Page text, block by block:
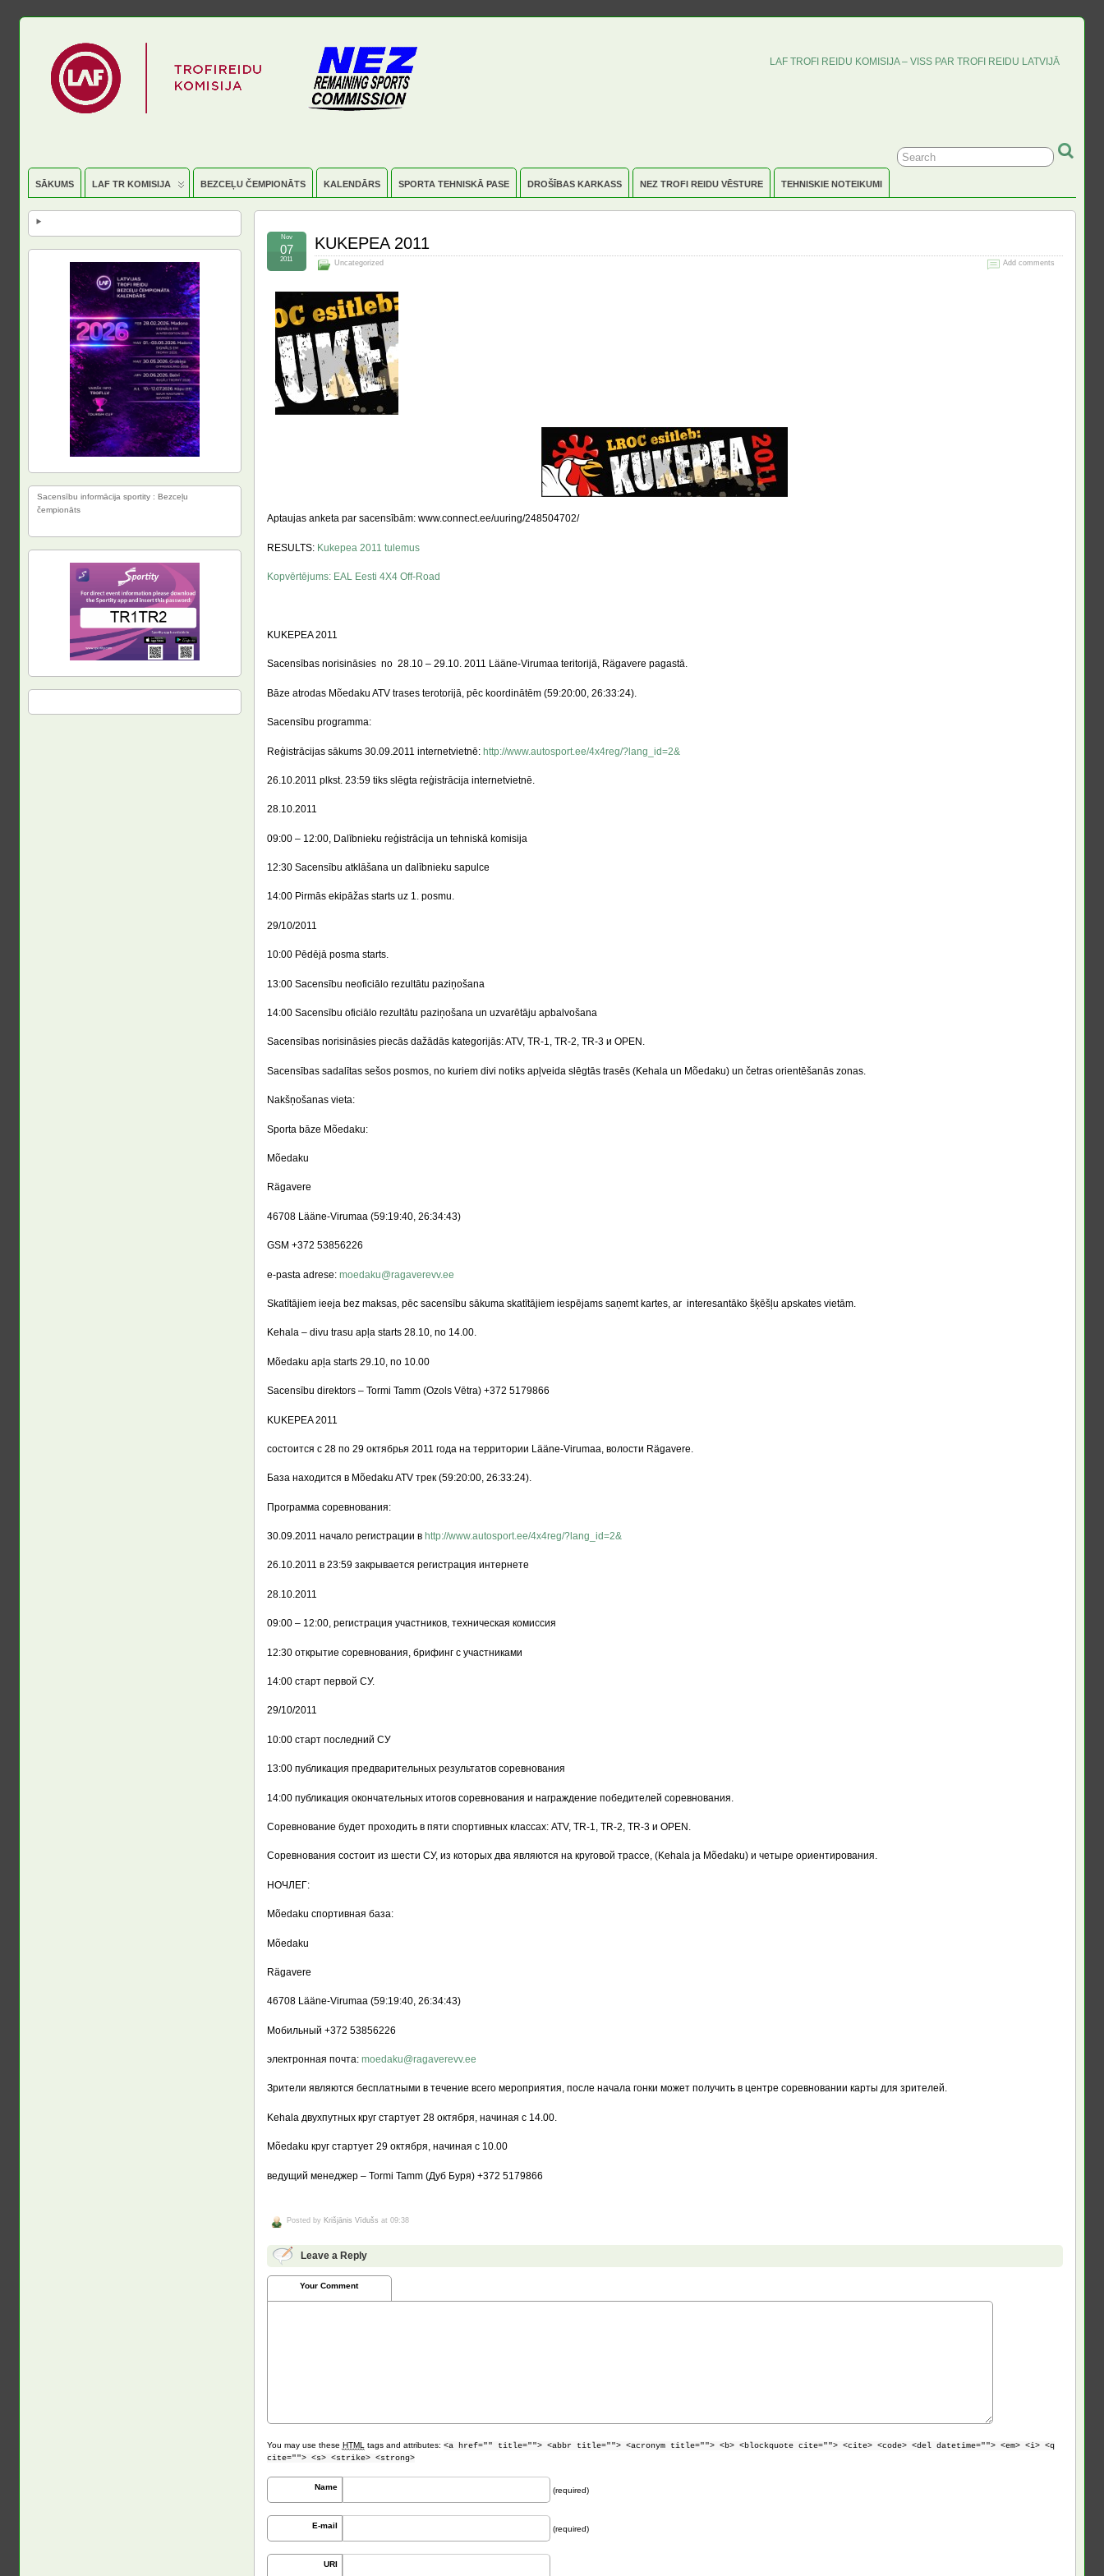
LAF TROFI REIDU KOMISIJA – VISS PAR TROFI REIDU LATVIJĀ
SĀKUMS LAF TR KOMISIJA BEZCEĻU ČEMPIONĀTS KALENDĀRS SPORTA TEHNISKĀ PASE DROŠĪBAS KARKASS NEZ TROFI REIDU VĒSTURE TEHNISKIE NOTEIKUMI
KUKEPEA 2011
Uncategorized Add comments
Nov
07
2011
Aptaujas anketa par sacensībām: www.connect.ee/uuring/248504702/
RESULTS: Kukepea 2011 tulemus
Kopvērtējums: EAL Eesti 4X4 Off-Road
KUKEPEA 2011
Sacensības norisināsies no 28.10 – 29.10. 2011 Lääne-Virumaa teritorijā, Rägavere pagastā.
Bāze atrodas Mõedaku ATV trases terotorijā, pēc koordinātēm (59:20:00, 26:33:24).
Sacensību programma:
Reģistrācijas sākums 30.09.2011 internetvietnē: http://www.autosport.ee/4x4reg/?lang_id=2&
26.10.2011 plkst. 23:59 tiks slēgta reģistrācija internetvietnē.
28.10.2011
09:00 – 12:00, Dalībnieku reģistrācija un tehniskā komisija
12:30 Sacensību atklāšana un dalībnieku sapulce
14:00 Pirmās ekipāžas starts uz 1. posmu.
29/10/2011
10:00 Pēdējā posma starts.
13:00 Sacensību neoficiālo rezultātu paziņošana
14:00 Sacensību oficiālo rezultātu paziņošana un uzvarētāju apbalvošana
Sacensības norisināsies piecās dažādās kategorijās: ATV, TR-1, TR-2, TR-3 и OPEN.
Sacensības sadalītas sešos posmos, no kuriem divi notiks apļveida slēgtās trasēs (Kehala un Mõedaku) un četras orientēšanās zonas.
Nakšņošanas vieta:
Sporta bāze Mõedaku:
Mõedaku
Rägavere
46708 Lääne-Virumaa (59:19:40, 26:34:43)
GSM +372 53856226
e-pasta adrese: moedaku@ragaverevv.ee
Skatītājiem ieeja bez maksas, pēc sacensību sākuma skatītājiem iespējams saņemt kartes, ar interesantāko šķēšļu apskates vietām.
Kehala – divu trasu apļa starts 28.10, no 14.00.
Mõedaku apļa starts 29.10, no 10.00
Sacensību direktors – Tormi Tamm (Ozols Vētra) +372 5179866
KUKEPEA 2011
состоится с 28 по 29 октябрья 2011 года на территории Lääne-Virumaa, волости Rägavere.
База находится в Mõedaku ATV трек (59:20:00, 26:33:24).
Программа соревнования:
30.09.2011 начало регистрации в http://www.autosport.ee/4x4reg/?lang_id=2&
26.10.2011 в 23:59 закрывается регистрация интернете
28.10.2011
09:00 – 12:00, регистрация участников, техническая комиссия
12:30 открытие соревнования, брифинг с участниками
14:00 старт первой СУ.
29/10/2011
10:00 старт последний СУ
13:00 публикация предварительных результатов соревнования
14:00 публикация окончательных итогов соревнования и награждение победителей соревнования.
Соревнование будет проходить в пяти спортивных классах: ATV, TR-1, TR-2, TR-3 и OPEN.
Соревнования состоит из шести СУ, из которых два являются на круговой трассе, (Kehala ja Mõedaku) и четыре ориентирования.
НОЧЛЕГ:
Mõedaku спортивная база:
Mõedaku
Rägavere
46708 Lääne-Virumaa (59:19:40, 26:34:43)
Мобильный +372 53856226
электронная почта: moedaku@ragaverevv.ee
Зрители являются бесплатными в течение всего мероприятия, после начала гонки может получить в центре соревновании карты для зрителей.
Kehala двухпутных круг стартует 28 октября, начиная с 14.00.
Mõedaku круг стартует 29 октября, начиная с 10.00
ведущий менеджер – Tormi Tamm (Дуб Буря) +372 5179866
Posted by Krišjānis Vīdušs at 09:38
Leave a Reply
Your Comment
You may use these HTML tags and attributes: <a href="" title=""> <abbr title=""> <acronym title=""> <b> <blockquote cite=""> <cite> <code> <del datetime=""> <em> <i> <q
cite=""> <s> <strike> <strong>
Name (required)
E-mail (required)
URI
Sacensību informācija sportity : Bezceļu
čempionāts